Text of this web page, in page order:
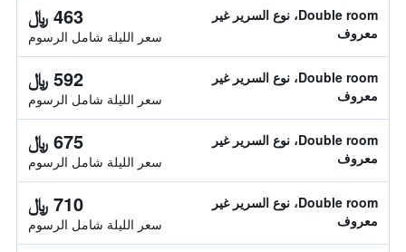
Double room، نوع السرير غير
معروف
463 ﷼
سعر الليلة شامل الرسوم
Double room، نوع السرير غير
معروف
592 ﷼
سعر الليلة شامل الرسوم
Double room، نوع السرير غير
معروف
675 ﷼
سعر الليلة شامل الرسوم
Double room، نوع السرير غير
معروف
710 ﷼
سعر الليلة شامل الرسوم